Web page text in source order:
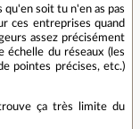
soit tu n'en as pas
ces entreprises quand
assez précisément
du réseaux (les
pointes précises, etc.)
ça très limite du